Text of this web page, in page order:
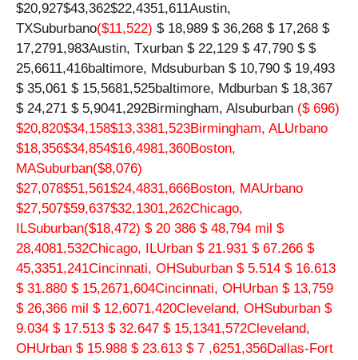
$20,927$43,362$22,4351,611Austin,
TXSuburbano($11,522) $ 18,989 $ 36,268 $ 17,268 $
17,2791,983Austin, Txurban $ 22,129 $ 47,790 $ $
25,6611,416baltimore, Mdsuburban $ 10,790 $ 19,493
$ 35,061 $ 15,5681,525baltimore, Mdburban $ 18,367
$ 24,271 $ 5,9041,292Birmingham, Alsuburban ($ 696)
$20,820$34,158$13,3381,523Birmingham, ALUrbano
$18,356$34,854$16,4981,360Boston,
MASuburban($8,076)
$27,078$51,561$24,4831,666Boston, MAUrbano
$27,507$59,637$32,1301,262Chicago,
ILSuburban($18,472) $ 20 386 $ 48,794 mil $
28,4081,532Chicago, ILUrban $ 21.931 $ 67.266 $
45,3351,241Cincinnati, OHSuburban $ 5.514 $ 16.613
$ 31.880 $ 15,2671,604Cincinnati, OHUrban $ 13,759
$ 26,366 mil $ 12,6071,420Cleveland, OHSuburban $
9.034 $ 17.513 $ 32.647 $ 15,1341,572Cleveland,
OHUrban $ 15.988 $ 23.613 $ 7 ,6251,356Dallas-Fort